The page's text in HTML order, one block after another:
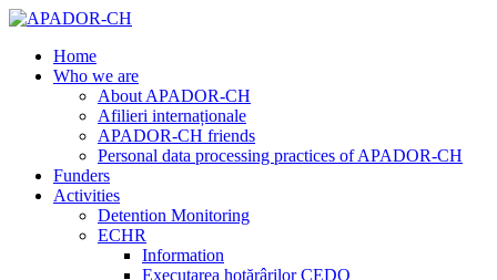
Home
Who we are
About APADOR-CH
Afilieri internaționale
APADOR-CH friends
Personal data processing practices of APADOR-CH
Funders
Activities
Detention Monitoring
ECHR
Information
Executarea hotărârilor CEDO